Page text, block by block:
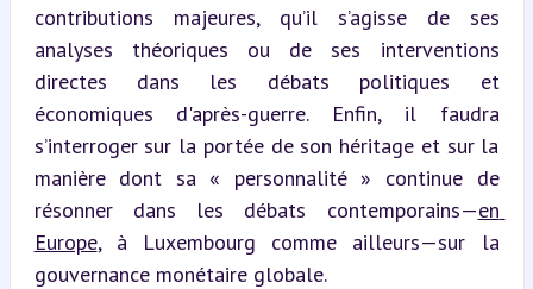
contributions majeures, qu’il s’agisse de ses
analyses théoriques ou de ses interventions
directes dans les débats politiques et
économiques d'après-guerre. Enfin, il faudra
s’interroger sur la portée de son héritage et sur la
manière dont sa « personnalité » continue de
résonner dans les débats contemporains—en
Europe, à Luxembourg comme ailleurs—sur la
gouvernance monétaire globale.